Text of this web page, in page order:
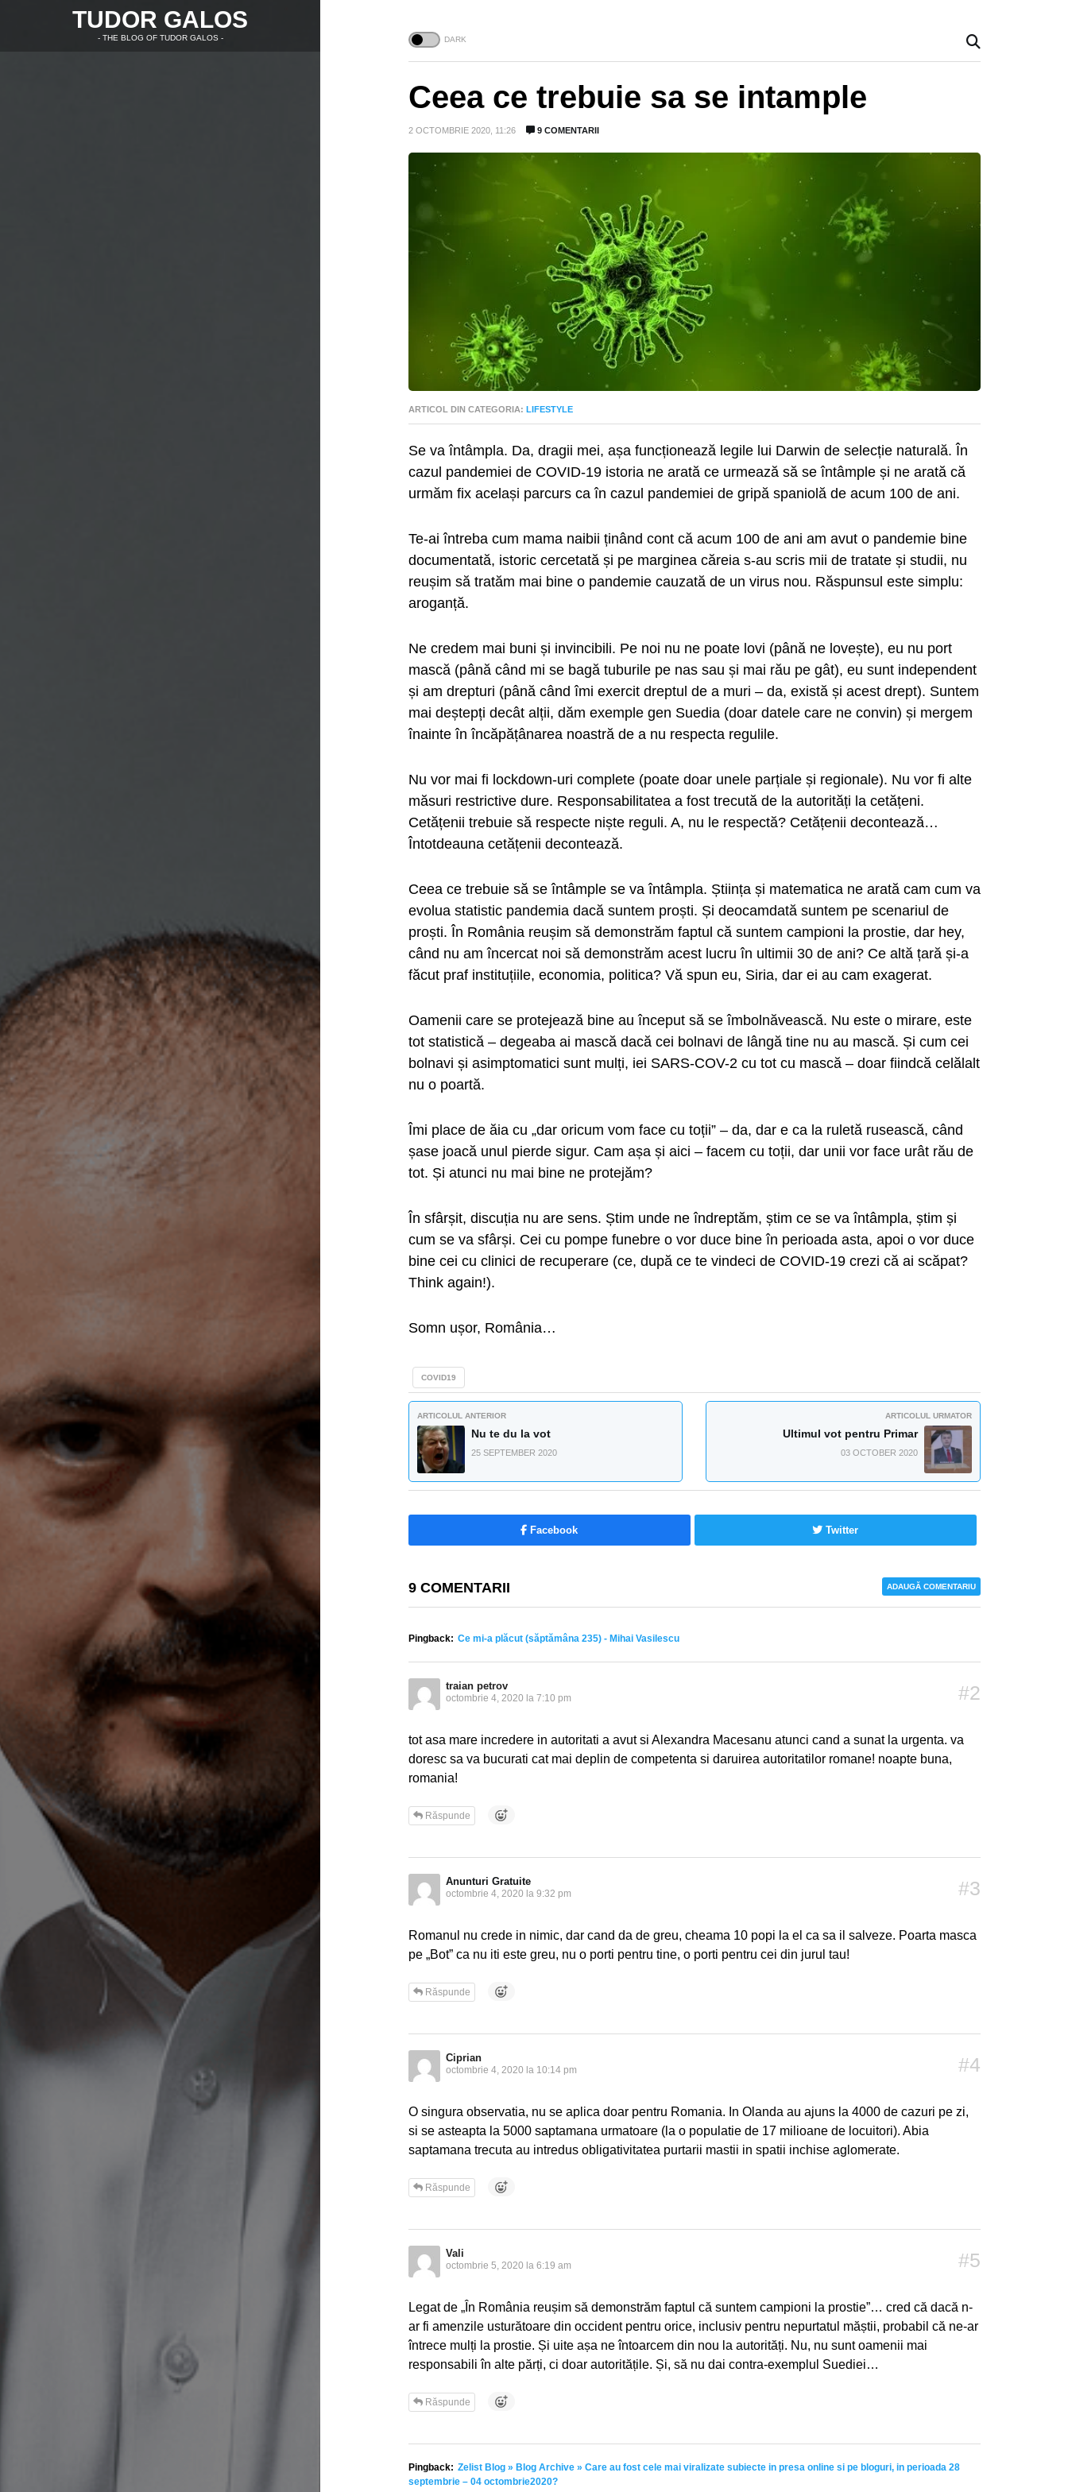
TUDOR GALOS
- THE BLOG OF TUDOR GALOS -
Ceea ce trebuie sa se intample
2 OCTOMBRIE 2020, 11:26 9 COMENTARII
ARTICOL DIN CATEGORIA: LIFESTYLE
Se va întâmpla. Da, dragii mei, așa funcționează legile lui Darwin de selecție naturală. În
cazul pandemiei de COVID-19 istoria ne arată ce urmează să se întâmple și ne arată că
urmăm fix același parcurs ca în cazul pandemiei de gripă spaniolă de acum 100 de ani.
Te-ai întreba cum mama naibii ținând cont că acum 100 de ani am avut o pandemie bine
documentată, istoric cercetată și pe marginea căreia s-au scris mii de tratate și studii, nu
reușim să tratăm mai bine o pandemie cauzată de un virus nou. Răspunsul este simplu:
aroganță.
Ne credem mai buni și invincibili. Pe noi nu ne poate lovi (până ne lovește), eu nu port
mască (până când mi se bagă tuburile pe nas sau și mai rău pe gât), eu sunt independent
și am drepturi (până când îmi exercit dreptul de a muri – da, există și acest drept). Suntem
mai deștepți decât alții, dăm exemple gen Suedia (doar datele care ne convin) și mergem
înainte în încăpățânarea noastră de a nu respecta regulile.
Nu vor mai fi lockdown-uri complete (poate doar unele parțiale și regionale). Nu vor fi alte
măsuri restrictive dure. Responsabilitatea a fost trecută de la autorități la cetățeni.
Cetățenii trebuie să respecte niște reguli. A, nu le respectă? Cetățenii decontează…
Întotdeauna cetățenii decontează.
Ceea ce trebuie să se întâmple se va întâmpla. Știința și matematica ne arată cam cum va
evolua statistic pandemia dacă suntem proști. Și deocamdată suntem pe scenariul de
proști. În România reușim să demonstrăm faptul că suntem campioni la prostie, dar hey,
când nu am încercat noi să demonstrăm acest lucru în ultimii 30 de ani? Ce altă țară și-a
făcut praf instituțiile, economia, politica? Vă spun eu, Siria, dar ei au cam exagerat.
Oamenii care se protejează bine au început să se îmbolnăvească. Nu este o mirare, este
tot statistică – degeaba ai mască dacă cei bolnavi de lângă tine nu au mască. Și cum cei
bolnavi și asimptomatici sunt mulți, iei SARS-COV-2 cu tot cu mască – doar fiindcă celălalt
nu o poartă.
Îmi place de ăia cu „dar oricum vom face cu toții” – da, dar e ca la ruletă rusească, când
șase joacă unul pierde sigur. Cam așa și aici – facem cu toții, dar unii vor face urât rău de
tot. Și atunci nu mai bine ne protejăm?
În sfârșit, discuția nu are sens. Știm unde ne îndreptăm, știm ce se va întâmpla, știm și
cum se va sfârși. Cei cu pompe funebre o vor duce bine în perioada asta, apoi o vor duce
bine cei cu clinici de recuperare (ce, după ce te vindeci de COVID-19 crezi că ai scăpat?
Think again!).
Somn ușor, România…
COVID19
ARTICOLUL ANTERIOR
Nu te du la vot
25 SEPTEMBER 2020
ARTICOLUL URMATOR
Ultimul vot pentru Primar
03 OCTOBER 2020
Facebook Twitter
9 COMENTARII ADAUGĂ COMENTARIU
Pingback: Ce mi-a plăcut (săptămâna 235) - Mihai Vasilescu
#2
traian petrov
octombrie 4, 2020 la 7:10 pm
tot asa mare incredere in autoritati a avut si Alexandra Macesanu atunci cand a sunat la urgenta. va
doresc sa va bucurati cat mai deplin de competenta si daruirea autoritatilor romane! noapte buna,
romania!
Răspunde
#3
Anunturi Gratuite
octombrie 4, 2020 la 9:32 pm
Romanul nu crede in nimic, dar cand da de greu, cheama 10 popi la el ca sa il salveze. Poarta masca
pe „Bot” ca nu iti este greu, nu o porti pentru tine, o porti pentru cei din jurul tau!
Răspunde
#4
Ciprian
octombrie 4, 2020 la 10:14 pm
O singura observatia, nu se aplica doar pentru Romania. In Olanda au ajuns la 4000 de cazuri pe zi,
si se asteapta la 5000 saptamana urmatoare (la o populatie de 17 milioane de locuitori). Abia
saptamana trecuta au intredus obligativitatea purtarii mastii in spatii inchise aglomerate.
Răspunde
#5
Vali
octombrie 5, 2020 la 6:19 am
Legat de „În România reușim să demonstrăm faptul că suntem campioni la prostie”… cred că dacă n-
ar fi amenzile usturătoare din occident pentru orice, inclusiv pentru nepurtatul măștii, probabil că ne-ar
întrece mulți la prostie. Și uite așa ne întoarcem din nou la autorități. Nu, nu sunt oamenii mai
responsabili în alte părți, ci doar autoritățile. Și, să nu dai contra-exemplul Suediei…
Răspunde
Pingback: Zelist Blog » Blog Archive » Care au fost cele mai viralizate subiecte in presa online si pe bloguri, in perioada 28
septembrie – 04 octombrie2020?